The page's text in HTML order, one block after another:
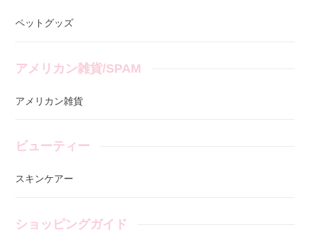
ペットグッズ
アメリカン雑貨/SPAM
アメリカン雑貨
ビューティー
スキンケアー
ショッピングガイド